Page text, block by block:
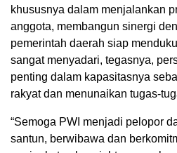
khususnya dalam menjalankan
anggota, membangun sinergi
pemerintah daerah siap
sangat menyadari, tegasnya,
penting dalam kapasitasnya
rakyat dan menunaikan tugas-
“Semoga PWI menjadi pelopor
santun, berwibawa dan